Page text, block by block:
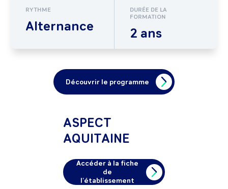
RYTHME
Alternance
DURÉE DE LA
FORMATION
2 ans
Découvrir le programme
ASPECT
AQUITAINE
Accéder à la fiche
de
l'établissement